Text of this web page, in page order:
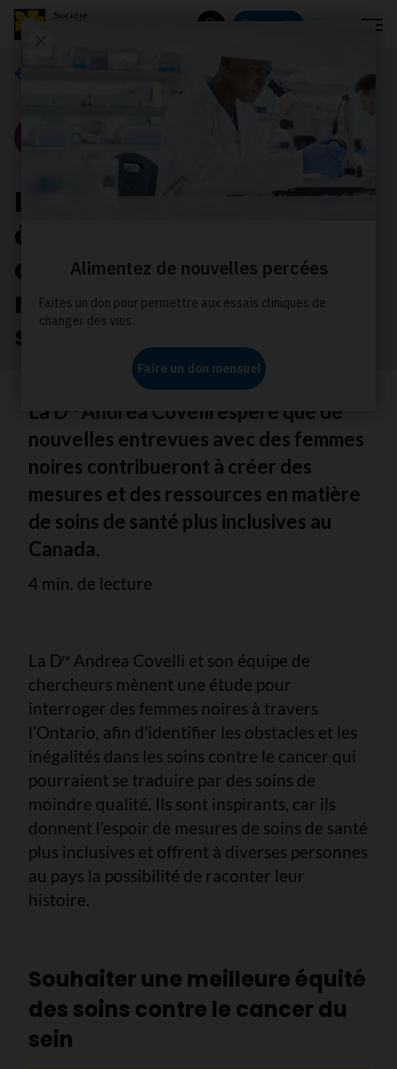
Donnez
L’équipe de recherche
évaluera les inégalités
qui touchent les femmes
noires en matière de
soins contre le cancer
La D
Andrea Covelli espère que de
nouvelles entrevues avec des femmes
noires contribueront à créer des
mesures et des ressources en matière
de soins de santé plus inclusives au
Canada.
4 min. de lecture
La Dre Andrea Covelli et son équipe de
chercheurs mènent une étude pour
interroger des femmes noires à travers
l’Ontario, afin d’identifier les obstacles et les
inégalités dans les soins contre le cancer qui
pourraient se traduire par des soins de
moindre qualité. Ils sont inspirants, car ils
donnent l’espoir de mesures de soins de santé
plus inclusives et offrent à diverses personnes
au pays la possibilité de raconter leur
histoire.
Souhaiter une meilleure équité
des soins contre le cancer du
sein